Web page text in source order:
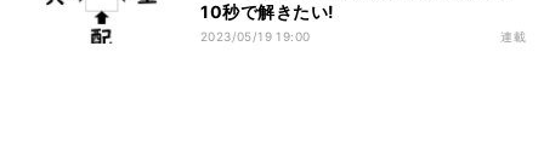
10秒で解きたい!
2023/05/19 19:00 連載